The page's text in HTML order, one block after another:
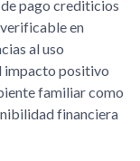
pago crediticios
en
al uso
impacto positivo
familiar como
financiera